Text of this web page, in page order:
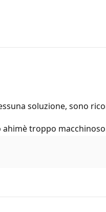
soluzione, sono
troppo